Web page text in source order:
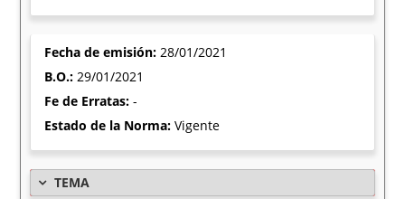
Fecha de emisión:28/01/2021
B.O.:29/01/2021
Fe de Erratas:-
Estado de la Norma:Vigente
TEMA